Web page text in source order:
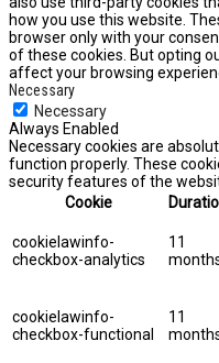
how you use this website.
browser only with your
of these cookies. But opting
affect your browsing
Necessary
Necessary
Always Enabled
Necessary cookies are
function properly. These
security features of the
Cookie
cookielawinfo-
checkbox-analytics
11
cookielawinfo-
checkbox-functional
11